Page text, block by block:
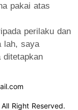
pakai atas
perilaku dan
lah, saya
Right Reserved.